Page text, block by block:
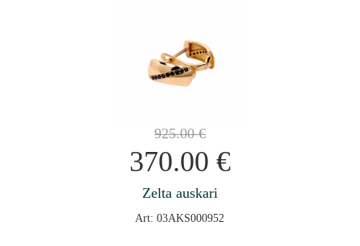
925.00€
370.00 €
Zelta auskari
Art: 03AKS000952